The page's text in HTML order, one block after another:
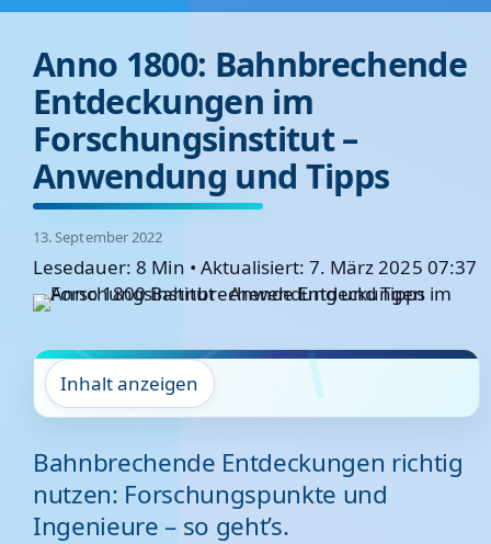
Anno 1800: Bahnbrechende
Entdeckungen im
Forschungsinstitut –
Anwendung und Tipps
13. September 2022
Lesedauer: 8 Min • Aktualisiert: 7. März 2025 07:37
Inhalt anzeigen
Bahnbrechende Entdeckungen richtig
nutzen: Forschungspunkte und
Ingenieure – so geht’s.